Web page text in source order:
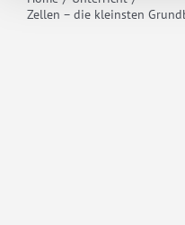
Zellen – die kleinsten